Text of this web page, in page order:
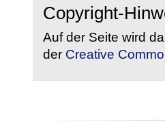
Copyright-
Auf der Seite wird
der Creative